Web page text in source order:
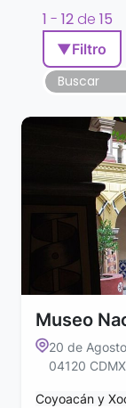
1 - 12 de 15
▼Filtro
Museo
20 de
04120 CDMX
Coyoacán y